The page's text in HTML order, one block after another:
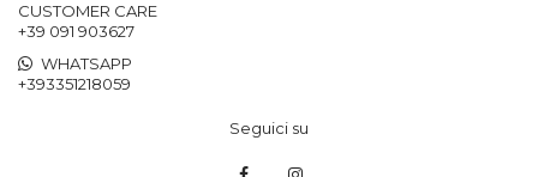
CUSTOMER CARE
+39 091 903627
WHATSAPP
+393351218059
Seguici su